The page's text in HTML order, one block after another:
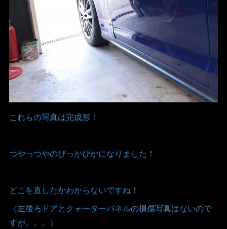
これらの写真は完成形！
つやっつやのぴっかぴかになりました！
どこを直したかわからないですね！
（左後ろドアとクォーターパネルの損傷写真はないので
すが。。。）